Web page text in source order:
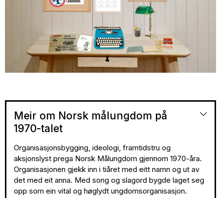
Meir om Norsk målungdom på
1970-talet
Organisasjonsbygging, ideologi, framtidstru og
aksjonslyst prega Norsk Målungdom gjennom 1970-åra.
Organisasjonen gjekk inn i tiåret med eitt namn og ut av
det med eit anna. Med song og slagord bygde laget seg
opp som ein vital og høglydt ungdomsorganisasjon.